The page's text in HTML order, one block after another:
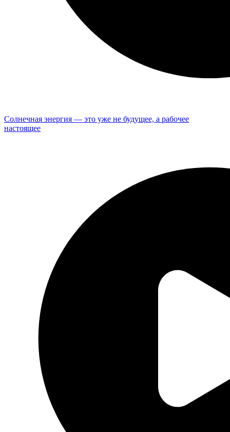
Солнечная энергия — это уже не будущее, а рабочее
настоящее